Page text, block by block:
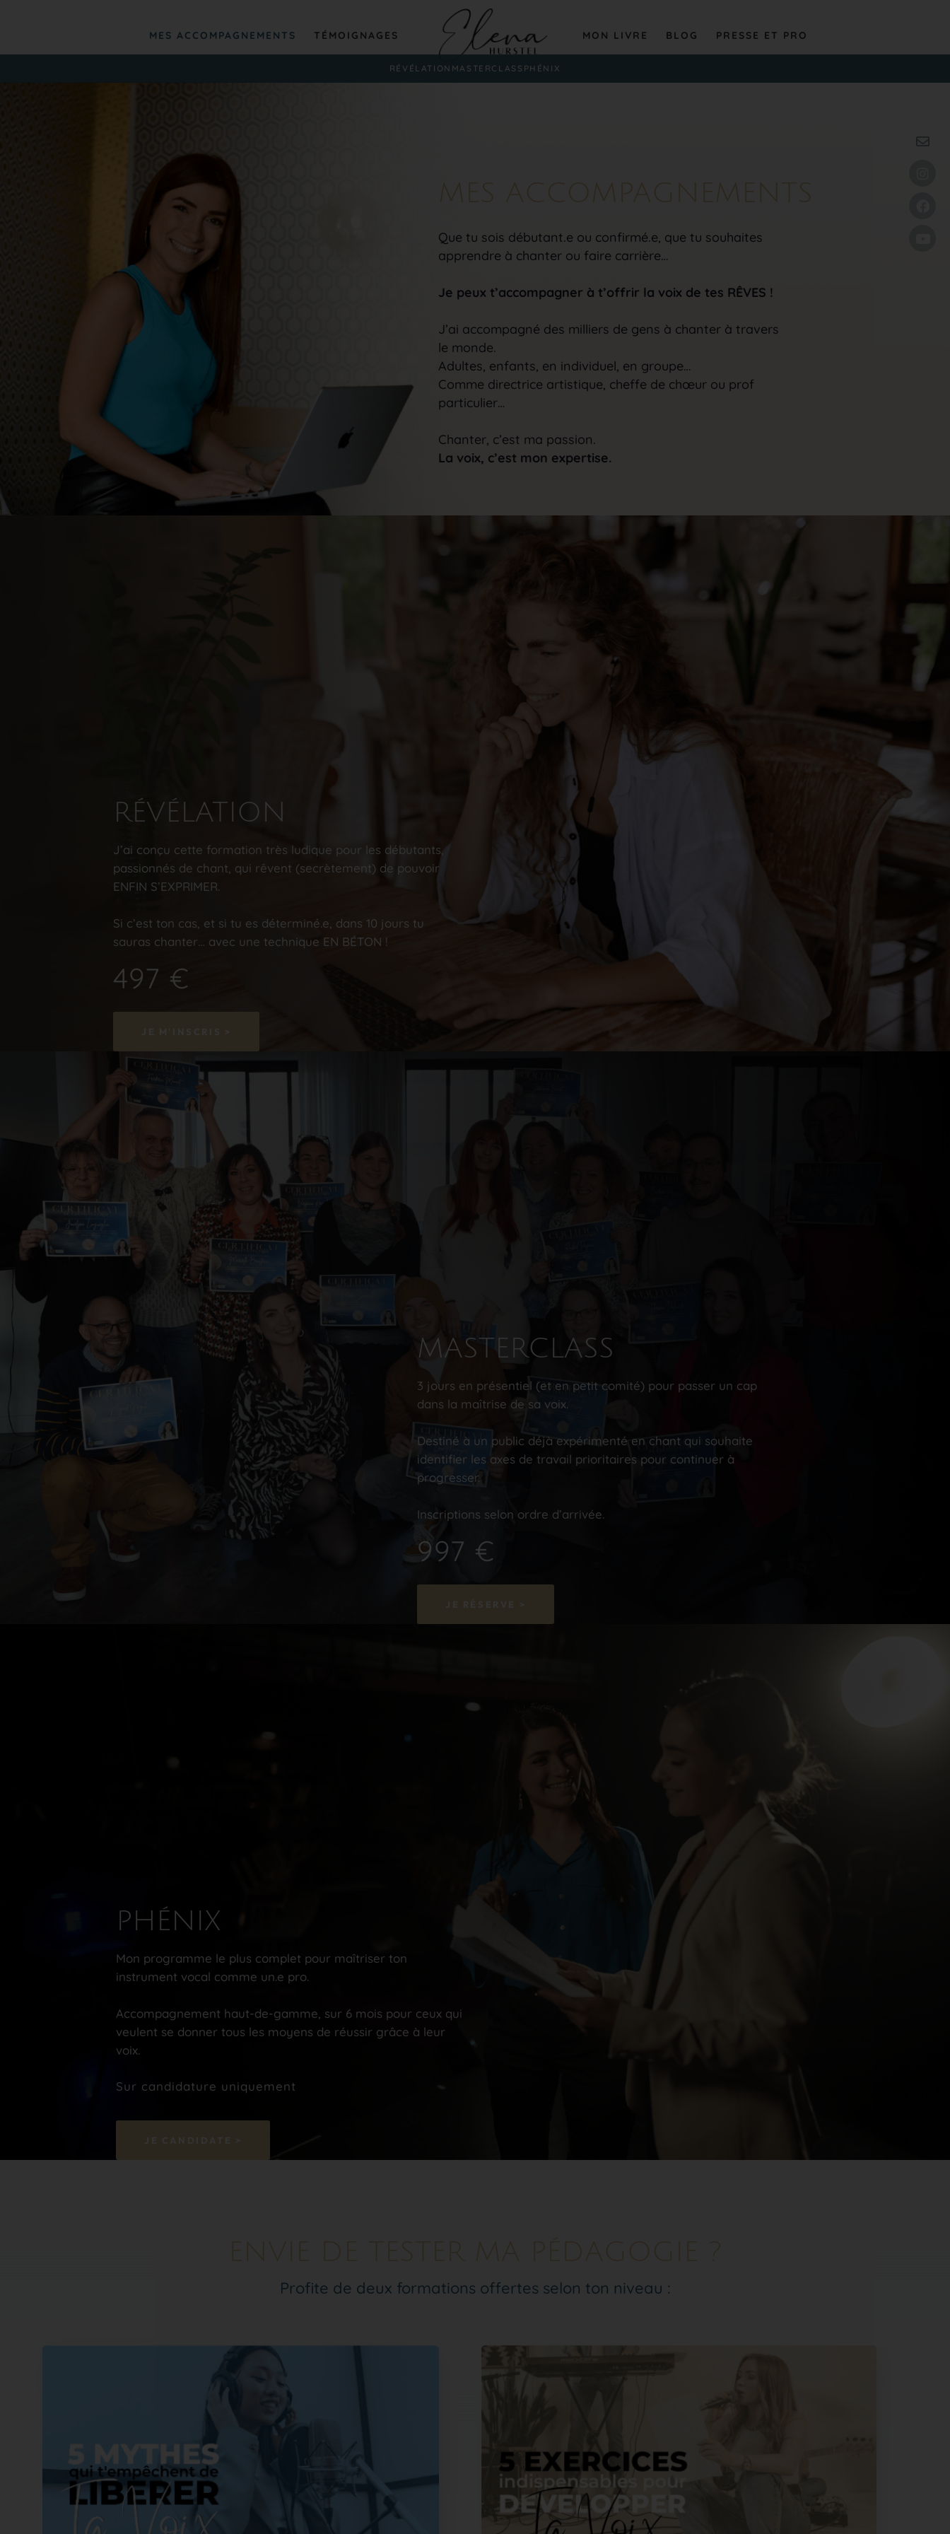
MES ACCOMPAGNEMENTS TÉMOIGNAGES MON LIVRE BLOG PRESSE ET PRO
RÉVÉLATION MASTERCLASS PHÉNIX
Que tu sois débutant.e ou confirmé.e, que tu souhaites
apprendre à chanter ou faire carrière…
Je peux t’accompagner à t’offrir la voix de tes RÊVES !
J’ai accompagné des milliers de gens à chanter à travers
le monde.
Adultes, enfants, en individuel, en groupe…
Comme directrice artistique, cheffe de chœur ou prof
particulier…
Chanter, c’est ma passion.
La voix, c’est mon expertise.
RÉVÉLATION
J’ai conçu cette formation très ludique pour les débutants,
passionnés de chant, qui rêvent (secrètement) de pouvoir
ENFIN S’EXPRIMER.
Si c’est ton cas, et si tu es déterminé.e, dans 10 jours tu
sauras chanter… avec une technique EN BÉTON !
497 €
MASTERCLASS
3 jours en présentiel (et en petit comité) pour passer un cap
dans la maîtrise de sa voix.
Destiné à un public déjà expérimenté en chant qui souhaite
identifier les axes de travail prioritaires pour continuer à
progresser.
Inscriptions selon ordre d’arrivée.
997 €
PHÉNIX
Mon programme le plus complet pour maîtriser ton
instrument vocal comme un.e pro.
Accompagnement haut-de-gamme, sur 6 mois pour ceux qui
veulent se donner tous les moyens de réussir grâce à leur
voix.
Sur candidature uniquement
Profite de deux formations offertes selon ton niveau :